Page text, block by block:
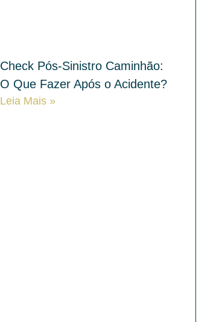
Check Pós-Sinistro Caminhão:
O Que Fazer Após o Acidente?
Leia Mais »